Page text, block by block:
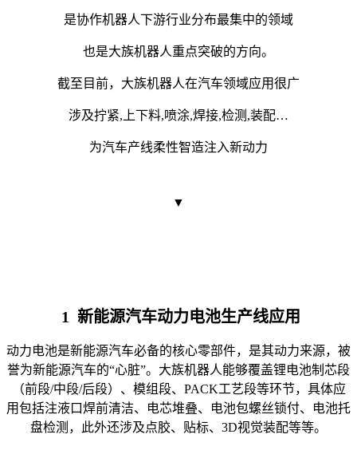
是协作机器人下游行业分布最集中的领域
也是大族机器人重点突破的方向。
截至目前，大族机器人在汽车领域应用很广
涉及拧紧,上下料,喷涂,焊接,检测,装配…
为汽车产线柔性智造注入新动力
▼
1 新能源汽车动力电池生产线应用
动力电池是新能源汽车必备的核心零部件，是其动力来源，被
誉为新能源汽车的“心脏”。大族机器人能够覆盖锂电池制芯段
（前段/中段/后段）、模组段、PACK工艺段等环节，具体应
用包括注液口焊前清洁、电芯堆叠、电池包螺丝锁付、电池托
盘检测，此外还涉及点胶、贴标、3D视觉装配等等。